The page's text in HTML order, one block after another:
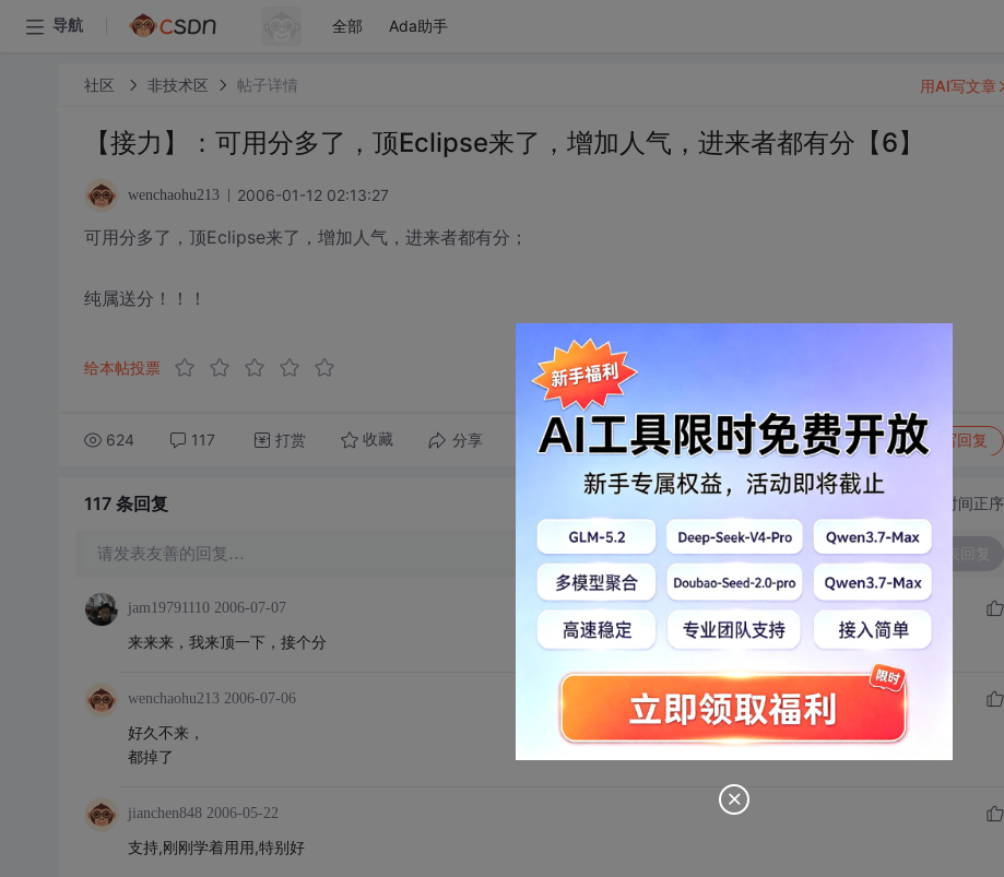
导航 全部 Ada助手
社区 非技术区 帖子详情
【接力】：可用分多了，顶Eclipse来了，增加人气，进来者都有分【6】
wenchaohu213 2006-01-12 02:13:27
可用分多了，顶Eclipse来了，增加人气，进来者都有分；
纯属送分！！！
给本帖投票
624 117 打赏 收藏 分享 转发到动态 举报 写回复
用AI写文章
117 条回复 切换为时间正序
请发表友善的回复… 发表回复
jam19791110 2006-07-07
来来来，我来顶一下，接个分
wenchaohu213 2006-07-06
好久不来，
都掉了
jianchen848 2006-05-22
支持,刚刚学着用用,特别好